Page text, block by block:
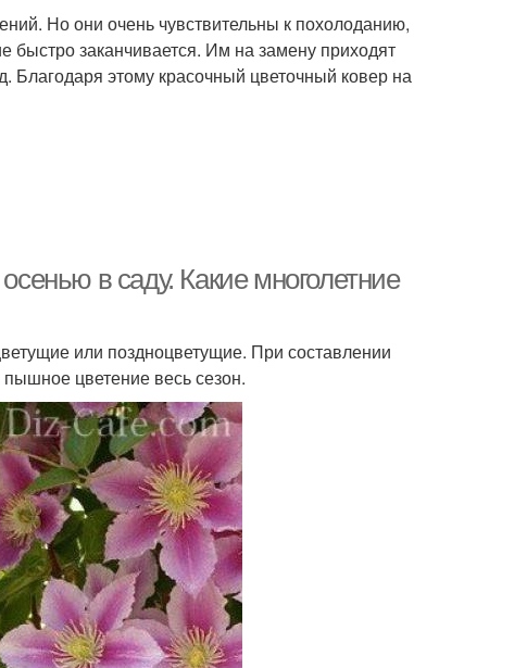
Но они очень чувствительны к похолоданию,
быстро заканчивается. Им на замену приходят
Благодаря этому красочный цветочный ковер на
в саду. Какие многолетние
или поздноцветущие. При составлении
цветение весь сезон.